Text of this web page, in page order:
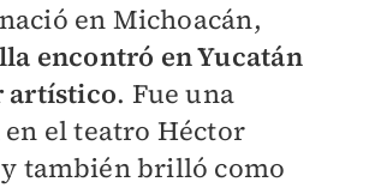
en Michoacán,
encontró en Yucatán
artístico. Fue una
el teatro Héctor
también brilló como